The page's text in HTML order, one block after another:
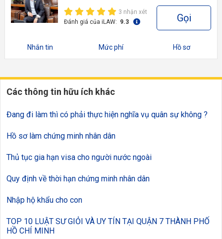
3 nhận xét
Đánh giá của iLAW: 9.3 Gọi
Nhắn tin Mức phí Hồ sơ
Các thông tin hữu ích khác
Đang đi làm thì có phải thực hiện nghĩa vụ quân sự không ?
Hồ sơ làm chứng minh nhân dân
Thủ tục gia hạn visa cho người nước ngoài
Quy định về thời hạn chứng minh nhân dân
Nhập hộ khẩu cho con
TOP 10 LUẬT SƯ GIỎI VÀ UY TÍN TẠI QUẬN 7 THÀNH PHỐ
HỒ CHÍ MINH